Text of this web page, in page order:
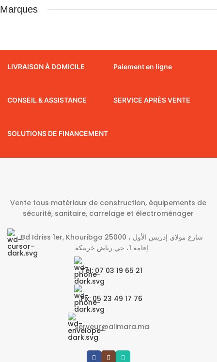
Marques
LIVRAISON À DOMICILE Paiement en ligne
CONSEIL & ASSISTANCE SERVICE APRÈS VENTE
SOLUTIONS DE FINANCEMENT
Vente tous matériaux de construction, équipements de
sécurité, sanitaire, carrelage et électroménager
Bd Idriss 1er, Khouribga 25000 شارع مولاي إدريس الأول ،
إقامة 1، حي رياض خريبكة
Tél: 07 03 19 65 21
Fix: 05 23 49 17 76
serveur@alimara.ma